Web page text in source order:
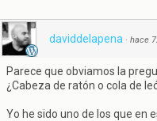
daviddelapena · hace
Parece que obviamos la
¿Cabeza de ratón o cola de
Yo he sido uno de los que en